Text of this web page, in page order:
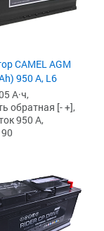
CAMEL AGM
950 А, L6
А·ч,
обратная [- +],
950 А,